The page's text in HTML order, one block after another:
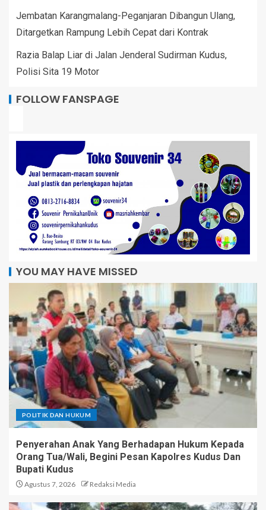
Jembatan Karangmalang-Peganjaran Dibangun Ulang,
Ditargetkan Rampung Lebih Cepat dari Kontrak
Razia Balap Liar di Jalan Jenderal Sudirman Kudus,
Polisi Sita 19 Motor
FOLLOW FANSPAGE
YOU MAY HAVE MISSED
POLITIK DAN HUKUM
Penyerahan Anak Yang Berhadapan Hukum Kepada
Orang Tua/Wali, Begini Pesan Kapolres Kudus Dan
Bupati Kudus
Agustus 7, 2026 Redaksi Media